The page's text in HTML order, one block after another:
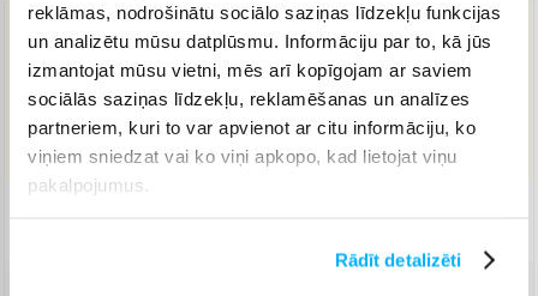
reklāmas, nodrošinātu sociālo saziņas līdzekļu funkcijas
un analizētu mūsu datplūsmu. Informāciju par to, kā jūs
izmantojat mūsu vietni, mēs arī kopīgojam ar saviem
sociālās saziņas līdzekļu, reklamēšanas un analīzes
partneriem, kuri to var apvienot ar citu informāciju, ko
viņiem sniedzat vai ko viņi apkopo, kad lietojat viņu
pakalpojumus.
Rādīt detalizēti
6,30 €
IELIKT GROZĀ